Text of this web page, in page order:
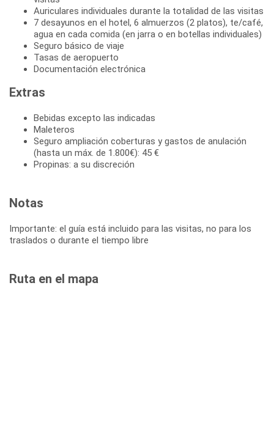
Auriculares individuales durante la totalidad de las visitas
7 desayunos en el hotel, 6 almuerzos (2 platos), te/café,
agua en cada comida (en jarra o en botellas individuales)
Seguro básico de viaje
Tasas de aeropuerto
Documentación electrónica
Extras
Bebidas excepto las indicadas
Maleteros
Seguro ampliación coberturas y gastos de anulación
(hasta un máx. de 1.800€): 45 €
Propinas: a su discreción
Notas
Importante: el guía está incluido para las visitas, no para los
traslados o durante el tiempo libre
Ruta en el mapa